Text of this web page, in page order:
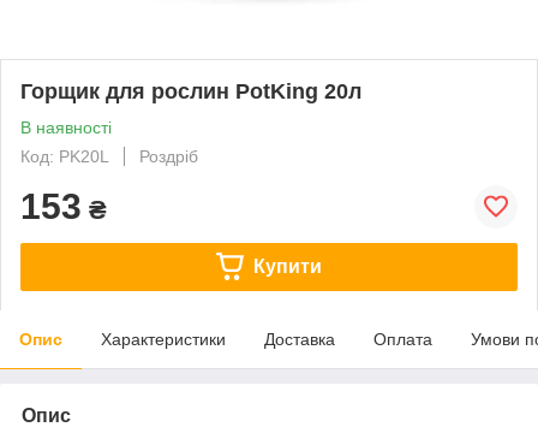
Горщик для рослин PotKing 20л
В наявності
Код: PK20L
Роздріб
153 ₴
Купити
Опис Характеристики Доставка Оплата Умови
Опис